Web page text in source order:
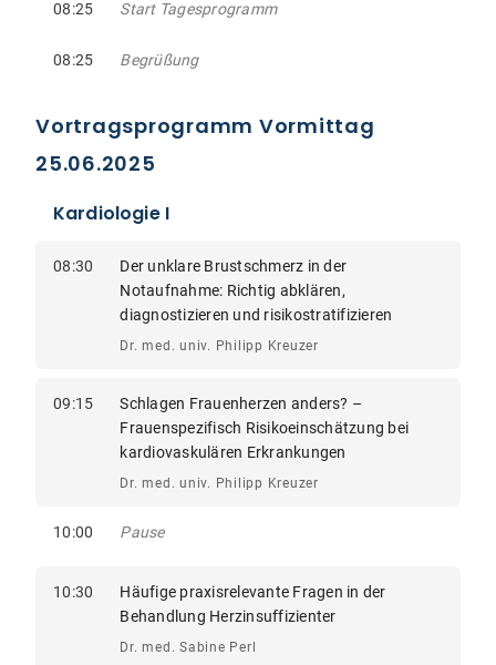
08:25 Start Tagesprogramm
08:25 Begrüßung
Vortragsprogramm Vormittag
25.06.2025
Kardiologie I
08:30
Der unklare Brustschmerz in der
Notaufnahme: Richtig abklären,
diagnostizieren und risikostratifizieren
Dr. med. univ. Philipp Kreuzer
09:15
Schlagen Frauenherzen anders? –
Frauenspezifisch Risikoeinschätzung bei
kardiovaskulären Erkrankungen
Dr. med. univ. Philipp Kreuzer
10:00 Pause
10:30
Häufige praxisrelevante Fragen in der
Behandlung Herzinsuffizienter
Dr. med. Sabine Perl